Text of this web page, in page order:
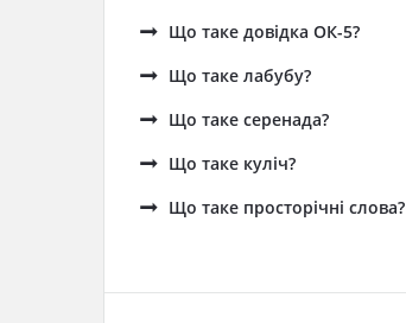
Що таке довідка ОК-5?
Що таке лабубу?
Що таке серенада?
Що таке куліч?
Що таке просторічні слова?